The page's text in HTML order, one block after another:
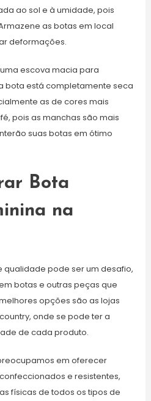
ao sol e à umidade, pois
as botas em local
deformações.
escova macia para
bota está completamente seca
as de cores mais
pois as manchas são mais
suas botas em ótimo
Bota
na
qualidade pode ser um desafio,
botas e outras peças que
opções são as lojas
onde se pode ter a
de cada produto.
em oferecer
e resistentes,
físicas de todos os tipos de